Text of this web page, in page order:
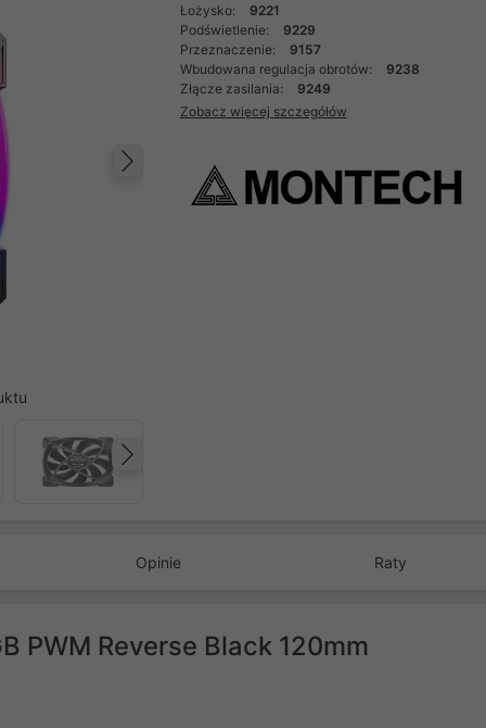
Następny
Łożysko:
9221
Podświetlenie:
9229
Przeznaczenie:
9157
Wbudowana regulacja obrotów:
9238
Złącze zasilania:
9249
Zobacz więcej szczegółów
Opinie Raty
PWM Reverse Black 120mm